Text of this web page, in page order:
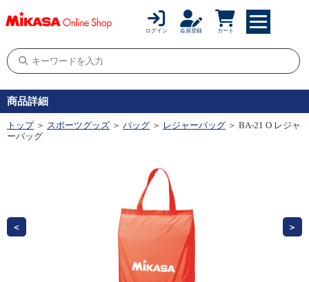
ログイン 会員登録 カート
商品詳細
トップ ＞ スポーツグッズ ＞ バッグ ＞ レジャーバッグ ＞ BA-21 O レジャ
ーバッグ